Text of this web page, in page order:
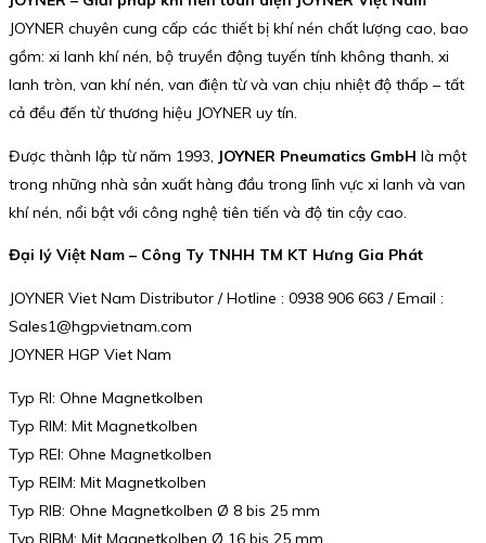
JOYNER chuyên cung cấp các thiết bị khí nén chất lượng cao, bao
gồm: xi lanh khí nén, bộ truyền động tuyến tính không thanh, xi
lanh tròn, van khí nén, van điện từ và van chịu nhiệt độ thấp – tất
cả đều đến từ thương hiệu JOYNER uy tín.
Được thành lập từ năm 1993, JOYNER Pneumatics GmbH là một
trong những nhà sản xuất hàng đầu trong lĩnh vực xi lanh và van
khí nén, nổi bật với công nghệ tiên tiến và độ tin cậy cao.
Đại lý Việt Nam – Công Ty TNHH TM KT Hưng Gia Phát
JOYNER Viet Nam Distributor / Hotline : 0938 906 663 / Email :
Sales1@hgpvietnam.com
JOYNER HGP Viet Nam
Typ RI: Ohne Magnetkolben
Typ RIM: Mit Magnetkolben
Typ REI: Ohne Magnetkolben
Typ REIM: Mit Magnetkolben
Typ RIB: Ohne Magnetkolben Ø 8 bis 25 mm
Typ RIBM: Mit Magnetkolben Ø 16 bis 25 mm